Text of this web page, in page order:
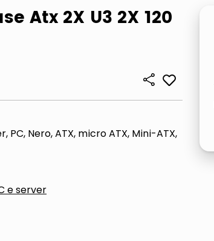
Atx 2X U3 2X 120
PC, Nero, ATX, micro ATX, Mini-ATX,
e server